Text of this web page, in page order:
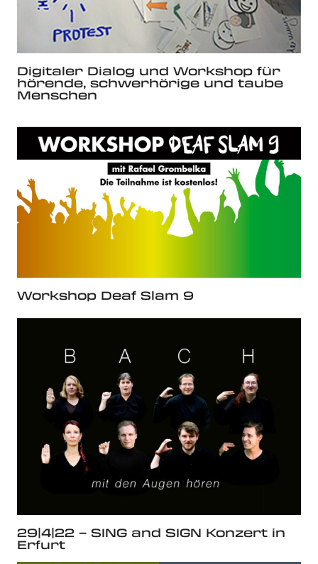
Digitaler Dialog und Workshop für
hörende, schwerhörige und taube
Menschen
Workshop Deaf Slam 9
29|4|22 – SING and SIGN Konzert in
Erfurt